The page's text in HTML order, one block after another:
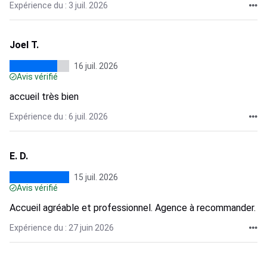
Expérience du : 3 juil. 2026
Joel T.
16 juil. 2026
Avis vérifié
accueil très bien
Expérience du : 6 juil. 2026
E. D.
15 juil. 2026
Avis vérifié
Accueil agréable et professionnel. Agence à recommander.
Expérience du : 27 juin 2026